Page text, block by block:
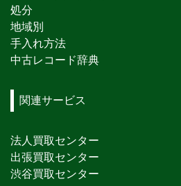
処分
地域別
手入れ方法
中古レコード辞典
関連サービス
法人買取センター
出張買取センター
渋谷買取センター